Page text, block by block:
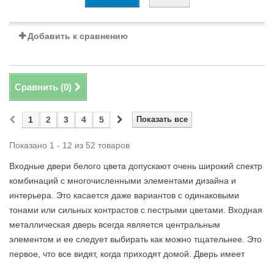
Добавить к сравнению
Сравнить (0)
Показать все
1 2 3 4 5
Показано 1 - 12 из 52 товаров
Входные двери белого цвета допускают очень широкий спектр
комбинаций с многочисленными элементами дизайна и
интерьера. Это касается даже вариантов с одинаковыми
тонами или сильных контрастов с пестрыми цветами. Входная
металлическая дверь всегда является центральным
элементом и ее следует выбирать как можно тщательнее. Это
первое, что все видят, когда приходят домой. Дверь имеет